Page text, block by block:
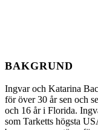
BAKGRUND
Ingvar och Katarina
för över 30 år sen och
och 16 år i Florida.
som Tarketts högsta